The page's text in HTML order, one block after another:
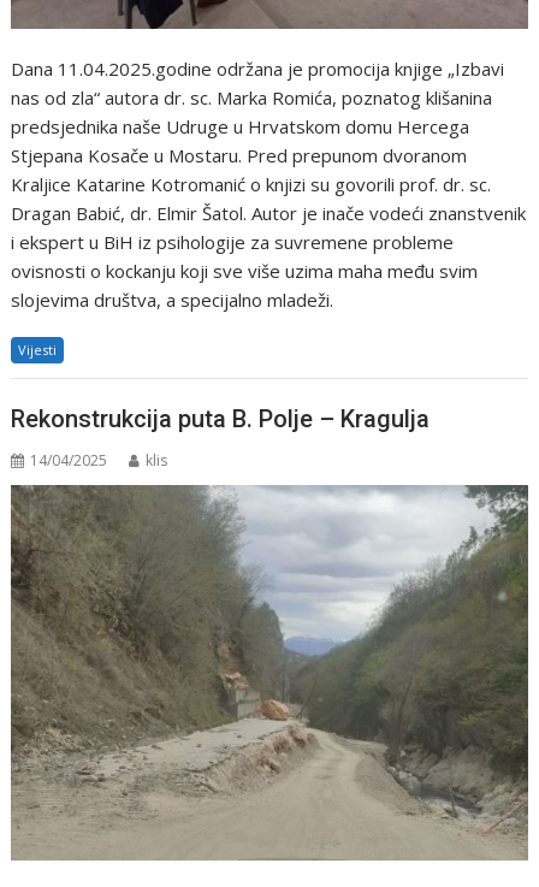
Dana 11.04.2025.godine održana je promocija knjige „Izbavi
nas od zla“ autora dr. sc. Marka Romića, poznatog klišanina
predsjednika naše Udruge u Hrvatskom domu Hercega
Stjepana Kosače u Mostaru. Pred prepunom dvoranom
Kraljice Katarine Kotromanić o knjizi su govorili prof. dr. sc.
Dragan Babić, dr. Elmir Šatol. Autor je inače vodeći znanstvenik
i ekspert u BiH iz psihologije za suvremene probleme
ovisnosti o kockanju koji sve više uzima maha među svim
slojevima društva, a specijalno mladeži.
Vijesti
Rekonstrukcija puta B. Polje – Kragulja
14/04/2025 klis